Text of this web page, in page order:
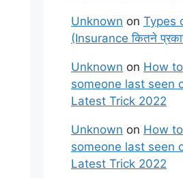
Unknown on Types
(Insurance कितने
Unknown on How
someone last seen
Latest Trick 2022
Unknown on How
someone last seen
Latest Trick 2022